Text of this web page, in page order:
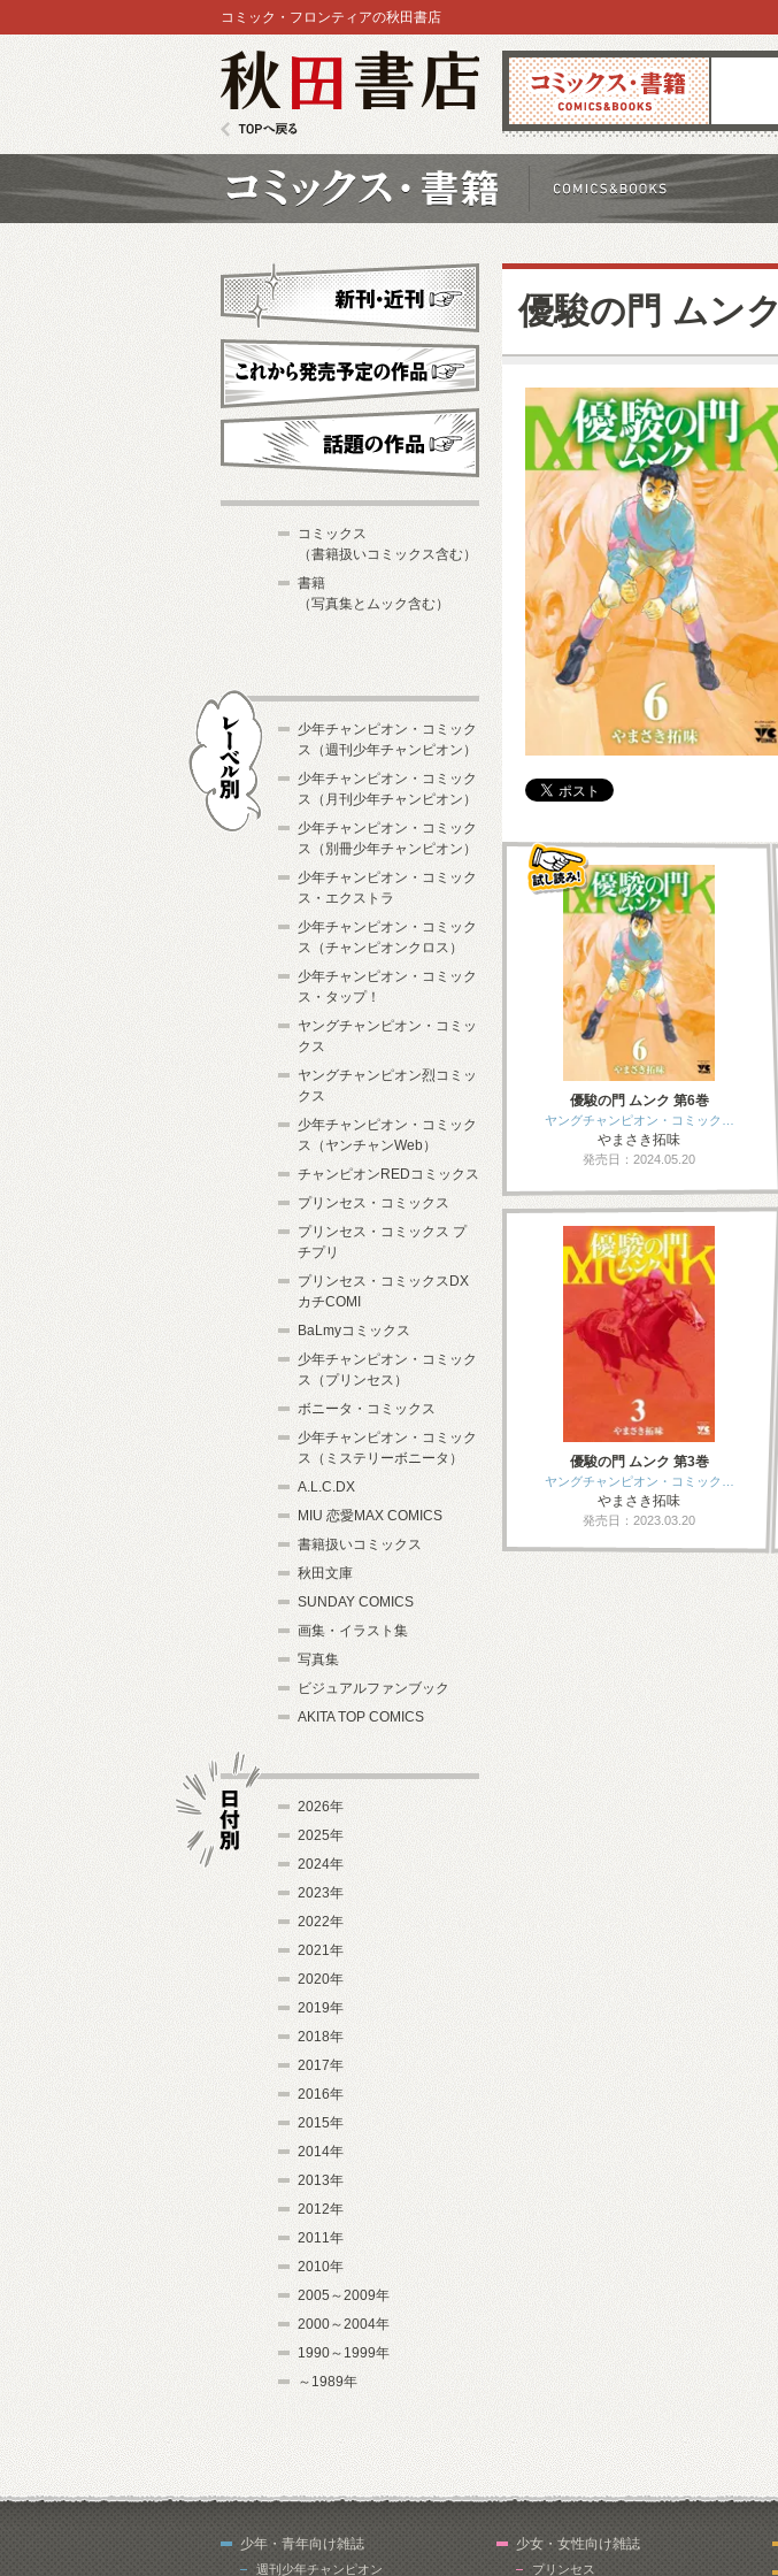
コミックス 雑誌
コミック・フロンティアの秋田書店
優駿の門 ムンク
優駿の門 ムンク 第6巻
ヤングチャンピオン・コミック…
やまさき拓味
発売日：2024.05.20
優駿の門 ムンク 第3巻
ヤングチャンピオン・コミック…
やまさき拓味
発売日：2023.03.20
新刊・近刊
これから発売予定
コミックス
（書籍扱いコミックス含む）
書籍
（写真集とムック含む）
少年チャンピオン・コミック
ス（週刊少年チャンピオン）
少年チャンピオン・コミック
ス（月刊少年チャンピオン）
少年チャンピオン・コミック
ス（別冊少年チャンピオン）
少年チャンピオン・コミック
ス・エクストラ
少年チャンピオン・コミック
ス（チャンピオンクロス）
少年チャンピオン・コミック
ス・タップ！
ヤングチャンピオン・コミッ
クス
ヤングチャンピオン烈コミッ
クス
少年チャンピオン・コミック
ス（ヤンチャンWeb）
チャンピオンREDコミックス
プリンセス・コミックス
プリンセス・コミックス プ
チプリ
プリンセス・コミックスDX
カチCOMI
BaLmyコミックス
少年チャンピオン・コミック
ス（プリンセス）
ボニータ・コミックス
少年チャンピオン・コミック
ス（ミステリーボニータ）
A.L.C.DX
MIU 恋愛MAX COMICS
書籍扱いコミックス
秋田文庫
SUNDAY COMICS
画集・イラスト集
写真集
ビジュアルファンブック
AKITA TOP COMICS
2026年
2025年
2024年
2023年
2022年
2021年
2020年
2019年
2018年
2017年
2016年
2015年
2014年
2013年
2012年
2011年
2010年
2005～2009年
2000～2004年
1990～1999年
～1989年
少年・青年向け雑誌
週刊少年チャンピオン
少女・女性向け雑誌
プリンセス